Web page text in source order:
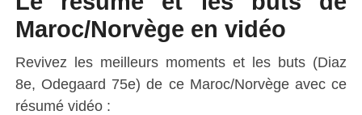
Maroc/Norvège en vidéo
Revivez les meilleurs moments et les buts (Diaz
8e, Odegaard 75e) de ce Maroc/Norvège avec ce
résumé vidéo :